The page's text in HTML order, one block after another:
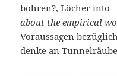
bohren?, Löcher into –
about the empirical
Voraussagen
denke an